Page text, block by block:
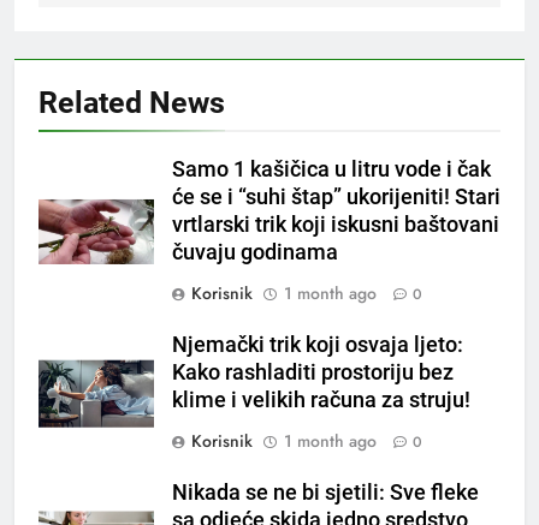
Related News
Samo 1 kašičica u litru vode i čak
će se i “suhi štap” ukorijeniti! Stari
vrtlarski trik koji iskusni baštovani
čuvaju godinama
Korisnik
1 month ago 0
Njemački trik koji osvaja ljeto:
Kako rashladiti prostoriju bez
klime i velikih računa za struju!
Korisnik
1 month ago 0
Nikada se ne bi sjetili: Sve fleke
ČISTAČ JETRE: Uzmite gutljaj
na prazan stomak i crijeva će
raditi kao sat, zaboravit ćete na
loše varenje
OSTALO
Tračevi su njihova glavna
preokupacija: Ljudi rođeni u ova
tri znaka najviše vole ogovarati
OSTALO
Piće od smreke – prirodni
napitak koji se često spominje